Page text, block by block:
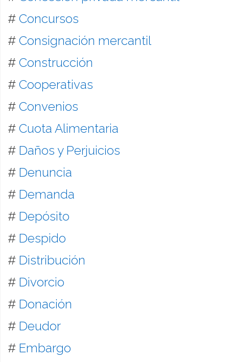
# Concursos
# Consignación mercantil
# Construcción
# Cooperativas
# Convenios
# Cuota Alimentaria
# Daños y Perjuicios
# Denuncia
# Demanda
# Depósito
# Despido
# Distribución
# Divorcio
# Donación
# Deudor
# Embargo